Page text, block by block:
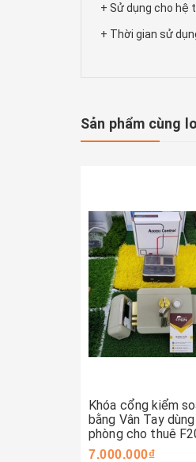
+ Sử dụng cho
+ Thời gian sử
Sản phẩm cùng
Khóa cổng kiểm
bằng Vân Tay
phòng cho thuê
7.000.000₫